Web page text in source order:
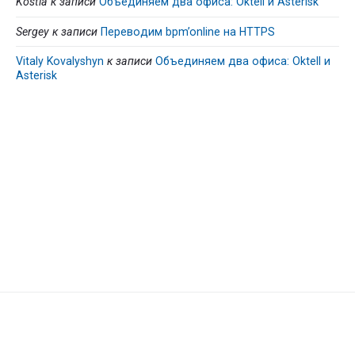
Sergey к записи Переводим bpm’online на HTTPS
Vitaly Kovalyshyn к записи Объединяем два офиса: Oktell и
Asterisk